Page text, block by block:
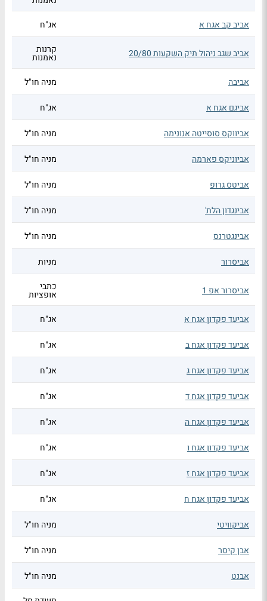
אביב קב אגח א
אג"ח
אביב שגב ניהול תיק השקעות 20/80 קרנות
נאמנות
אביבה
מניה חו"ל
אביגם אגח א אג"ח
אביווקס סוסייטה אנונימה מניה חו"ל
אביוניקס פארמה מניה חו"ל
אביטס גרופ מניה חו"ל
אבינגדון הלת' מניה חו"ל
אבינגטרנס מניה חו"ל
אביסרור מניות
אביסרור אפ 1 כתבי
אופציות
אביעד פקדון אגח א
אג"ח
אביעד פקדון אגח ב אג"ח
אביעד פקדון אגח ג אג"ח
אביעד פקדון אגח ד אג"ח
אביעד פקדון אגח ה אג"ח
אביעד פקדון אגח ו אג"ח
אביעד פקדון אגח ז אג"ח
אביעד פקדון אגח ח אג"ח
אביקוויטי מניה חו"ל
אבן קיסר מניה חו"ל
אבנט מניה חו"ל